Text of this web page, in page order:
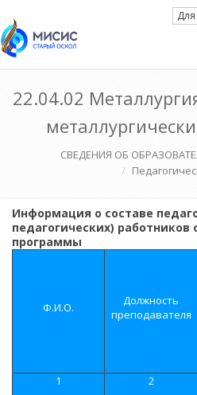
22.04.02
СВЕДЕНИЯ ОБ
Информация о составе
педагогических) работников
программы
Ф.И.О.
Должность
преподавателя
1 2